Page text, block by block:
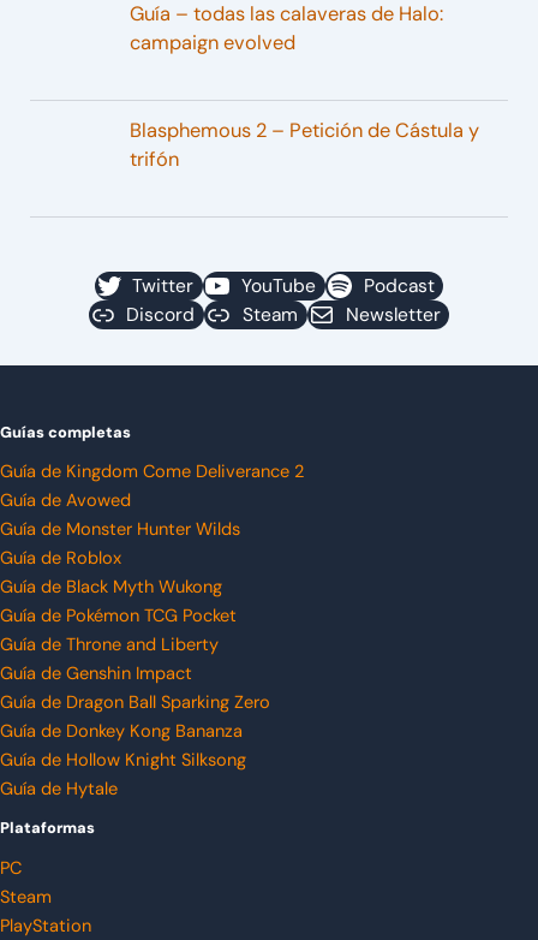
Guía – todas las calaveras de Halo:
campaign evolved
Blasphemous 2 – Petición de Cástula y
trifón
Twitter YouTube
Podcast
Discord
Steam Newsletter
Guías completas
Guía de Kingdom Come Deliverance 2
Guía de Avowed
Guía de Monster Hunter Wilds
Guía de Roblox
Guía de Black Myth Wukong
Guía de Pokémon TCG Pocket
Guía de Throne and Liberty
Guía de Genshin Impact
Guía de Dragon Ball Sparking Zero
Guía de Donkey Kong Bananza
Guía de Hollow Knight Silksong
Guía de Hytale
Plataformas
PC
Steam
PlayStation